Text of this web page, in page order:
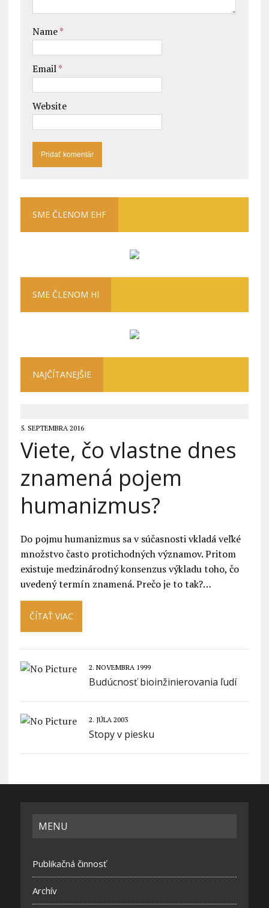
Name*
Email*
Website
SME ČLENOM EHF
SME ČLENOM HI
NAJČÍTANEJŠIE
5. SEPTEMBRA 2016
Viete, čo vlastne dnes
znamená pojem
humanizmus?
Do pojmu humanizmus sa v súčasnosti vkladá veľké
množstvo často protichodných významov. Pritom
existuje medzinárodný konsenzus výkladu toho, čo
uvedený termín znamená. Prečo je to tak?…
ČÍTAŤ VIAC
2. NOVEMBRA 1999
Budúcnosť bioinžinierovania ľudí
2. JÚLA 2003
Stopy v piesku
MENU
Publikačná činnosť
Archív